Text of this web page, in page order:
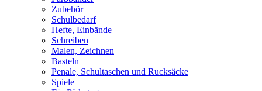
Zubehör
Schulbedarf
Hefte, Einbände
Schreiben
Malen, Zeichnen
Basteln
Penale, Schultaschen und Rucksäcke
Spiele